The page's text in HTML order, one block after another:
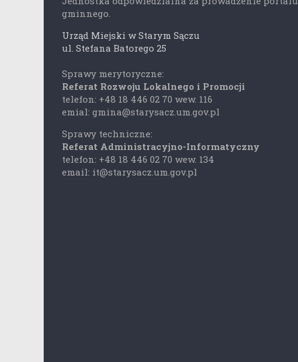
gminnego.
Urząd Miejski w Starym Sączu
ul. Stefana Batorego 25
Sprawy merytoryczne:
Referat Rozwoju Lokalnego i Promocji
telefon: +48 18 446 02 70 wew. 116
emial: gmina@starysacz.um.gov.pl
Sprawy techniczne:
Referat Administracyjno-Informatyczny
telefon: +48 18 446 02 70 wew. 134
email: it@starysacz.um.gov.pl